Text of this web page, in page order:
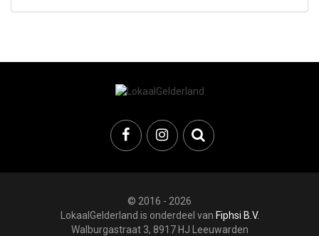
© 2016 - 2026
LokaalGelderland is onderdeel van Fiphsi B.V.
Walburgastraat 3, 8917 HJ Leeuwarden